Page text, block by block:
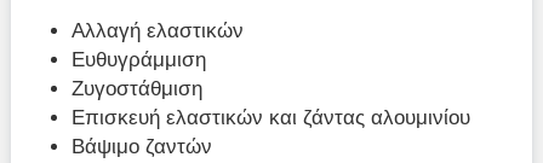
Αλλαγή ελαστικών
Ευθυγράμμιση
Ζυγοστάθμιση
Επισκευή ελαστικών και ζάντας αλουμινίου
Βάψιμο ζαντών